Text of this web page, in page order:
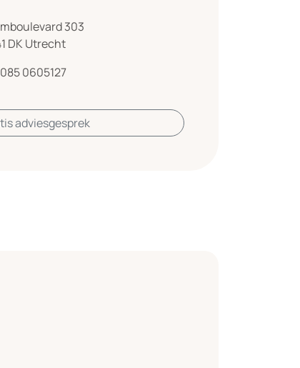
303
DK Utrecht
085 0605127
adviesgesprek